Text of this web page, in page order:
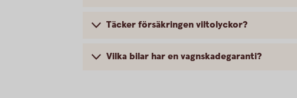
Täcker försäkringen viltolyckor?
Vilka bilar har en vagnskadegaranti?